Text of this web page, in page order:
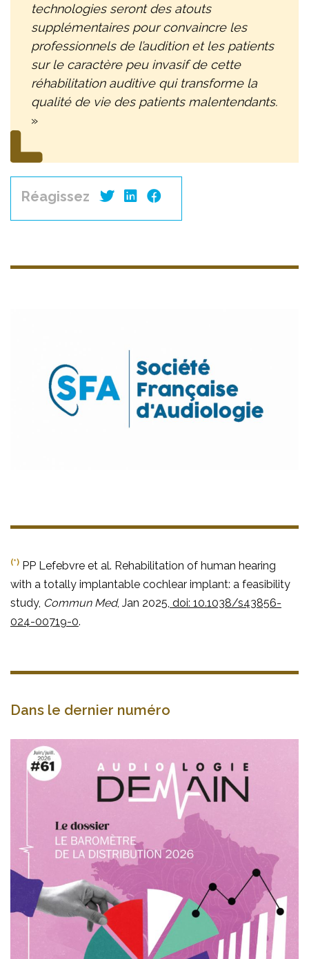
technologies seront des atouts
supplémentaires pour convaincre les
professionnels de l’audition et les patients
sur le caractère peu invasif de cette
réhabilitation auditive qui transforme la
qualité de vie des patients malentendants.
»
Réagissez
(*) PP Lefebvre et al. Rehabilitation of human hearing
with a totally implantable cochlear implant: a feasibility
study, Commun Med, Jan 2025, doi: 10.1038/s43856-
024-00719-0.
Dans le dernier numéro